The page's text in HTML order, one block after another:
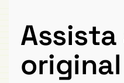
original